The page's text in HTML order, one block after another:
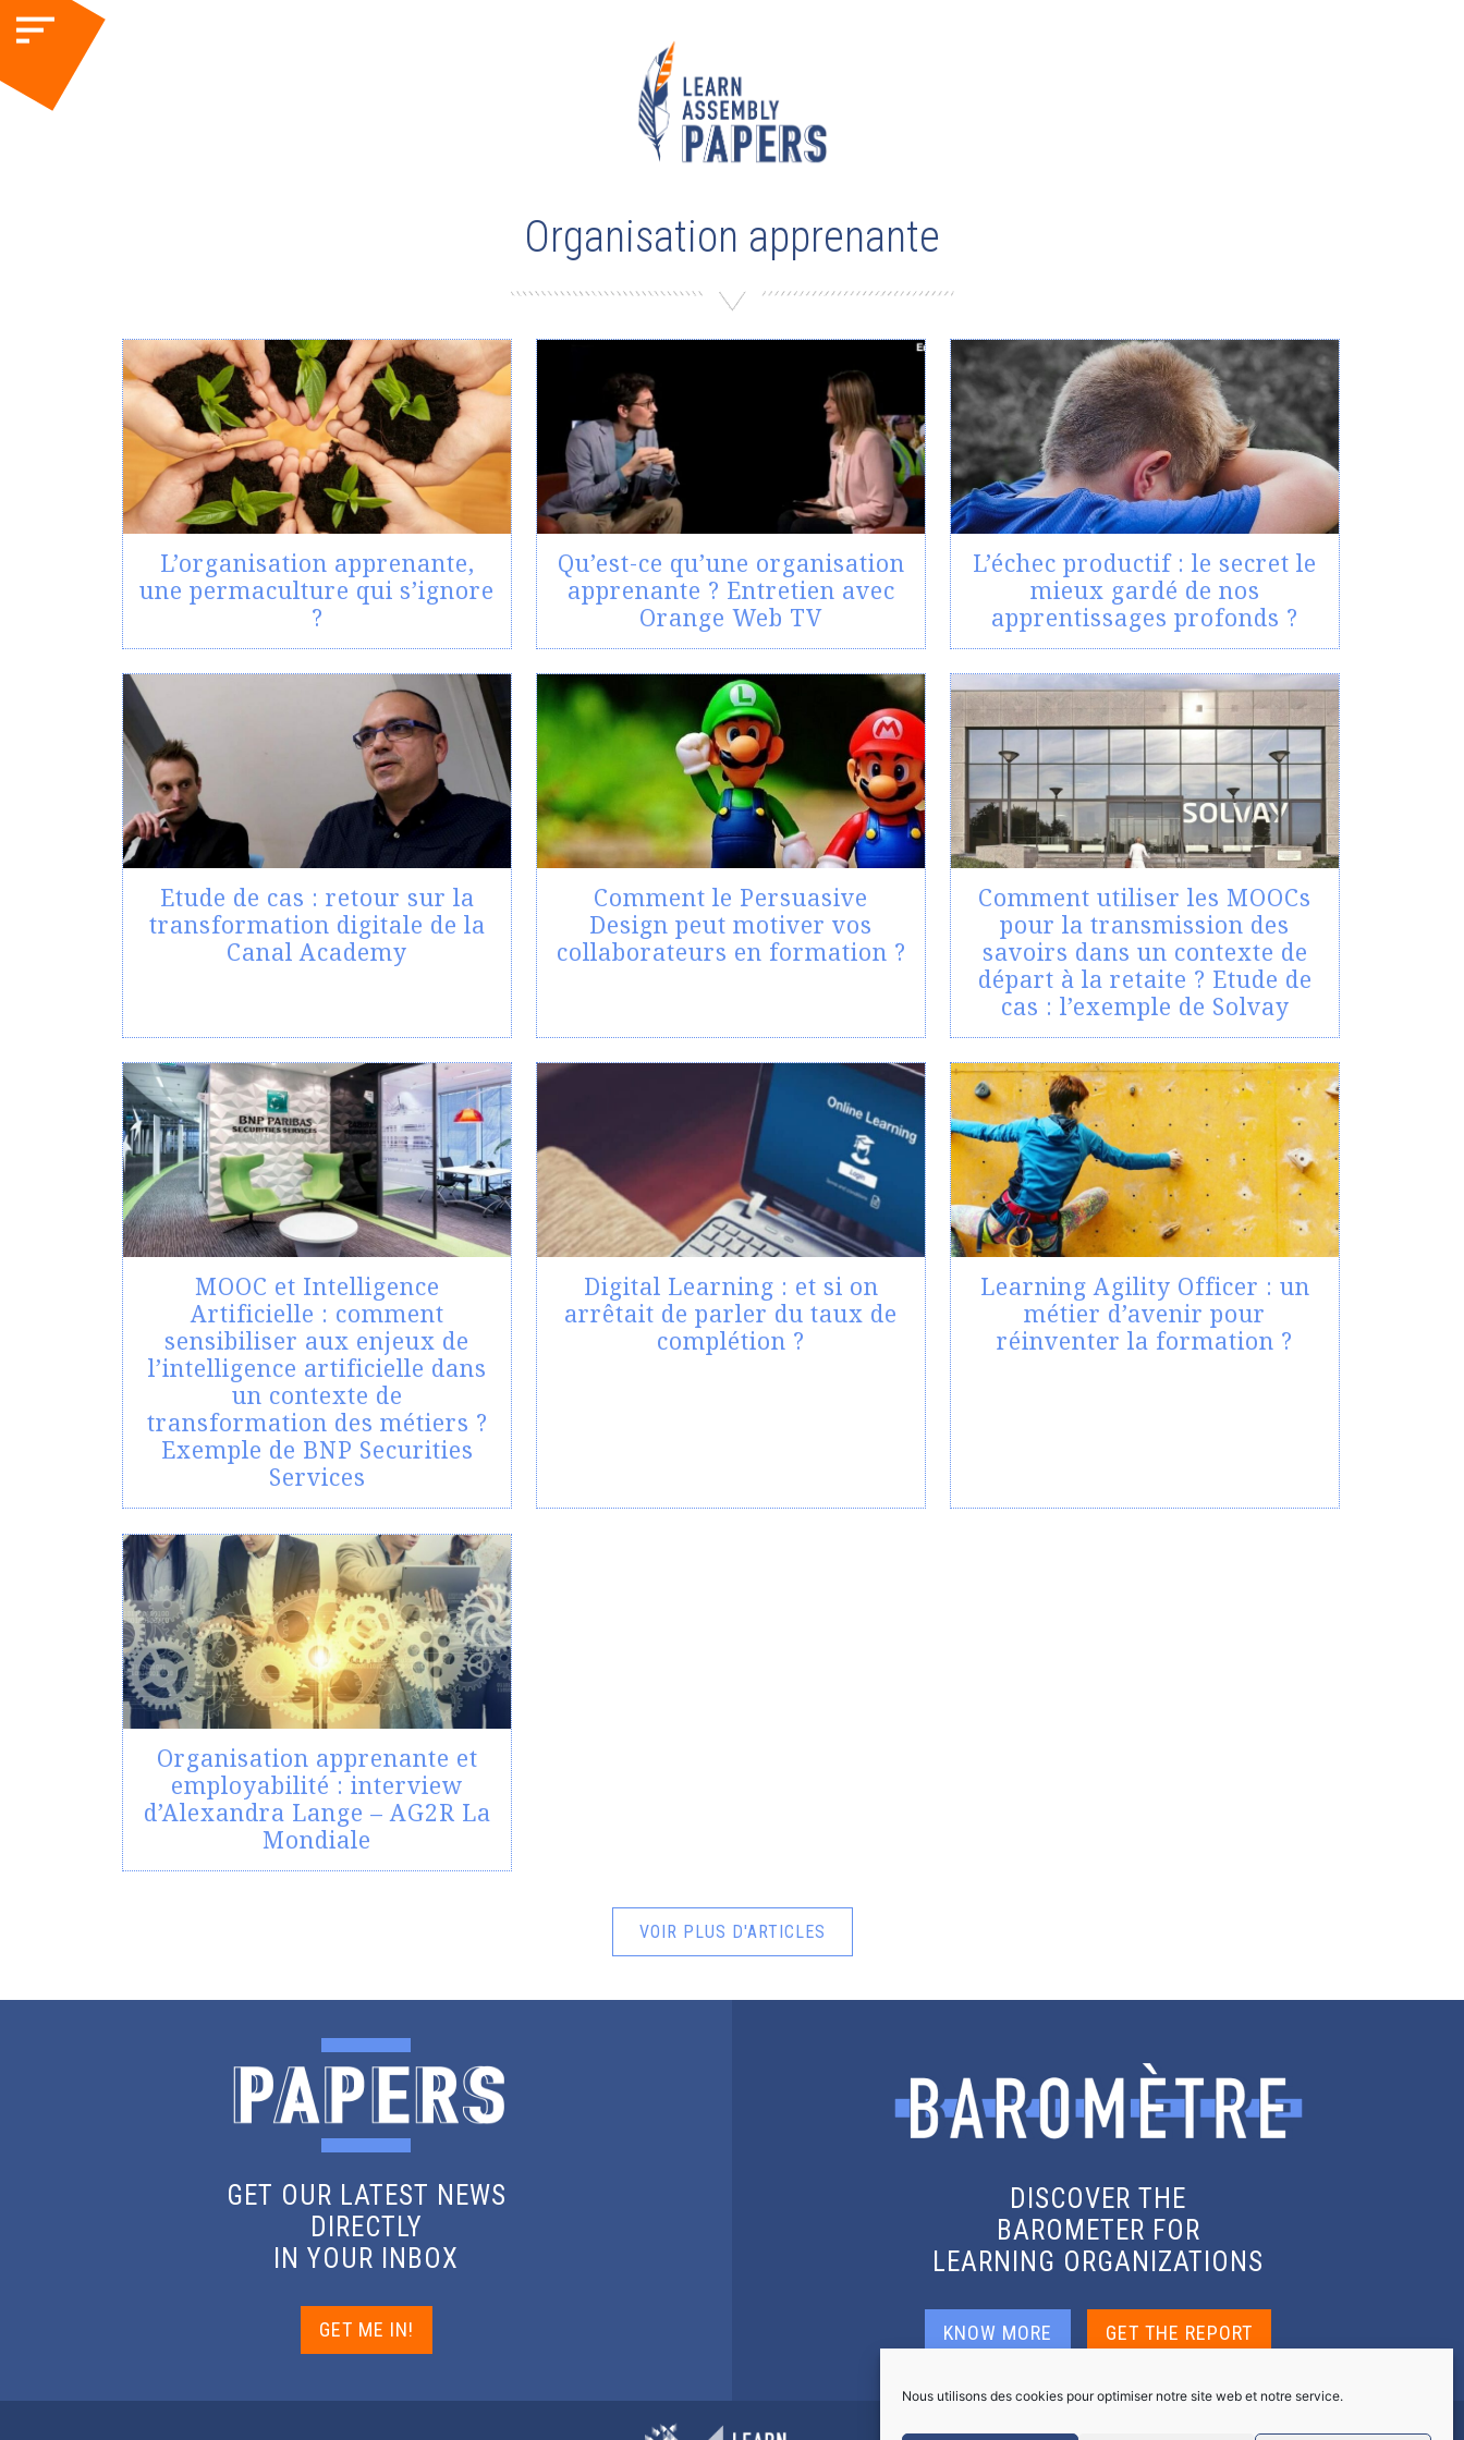
Nous utilisons des cookies pour optimiser notre site web et notre service.
Organisation apprenante
L’organisation apprenante,
une permaculture qui s’ignore
?
Qu’est-ce qu’une organisation
apprenante ? Entretien avec
Orange Web TV
L’échec productif : le secret le
mieux gardé de nos
apprentissages profonds ?
Etude de cas : retour sur la
transformation digitale de la
Canal Academy
Comment le Persuasive
Design peut motiver vos
collaborateurs en formation ?
Comment utiliser les MOOCs
pour la transmission des
savoirs dans un contexte de
départ à la retaite ? Etude de
cas : l’exemple de Solvay
MOOC et Intelligence
Artificielle : comment
sensibiliser aux enjeux de
l’intelligence artificielle dans
un contexte de
transformation des métiers ?
Exemple de BNP Securities
Services
Digital Learning : et si on
arrêtait de parler du taux de
complétion ?
Learning Agility Officer : un
métier d’avenir pour
réinventer la formation ?
Organisation apprenante et
employabilité : interview
d’Alexandra Lange – AG2R La
Mondiale
VOIR PLUS D'ARTICLES
GET OUR LATEST NEWS
DIRECTLY
IN YOUR INBOX
GET ME IN!
DISCOVER THE
BAROMETER FOR
LEARNING ORGANIZATIONS
KNOW MORE GET THE REPORT